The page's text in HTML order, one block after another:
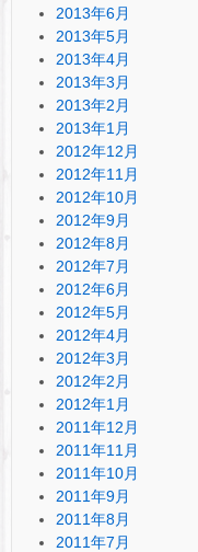
2013年6月
2013年5月
2013年4月
2013年3月
2013年2月
2013年1月
2012年12月
2012年11月
2012年10月
2012年9月
2012年8月
2012年7月
2012年6月
2012年5月
2012年4月
2012年3月
2012年2月
2012年1月
2011年12月
2011年11月
2011年10月
2011年9月
2011年8月
2011年7月